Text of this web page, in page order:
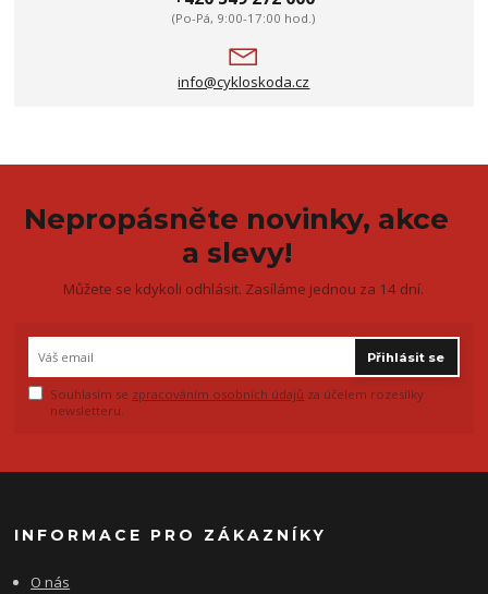
(Po-Pá, 9:00-17:00 hod.)
info@cykloskoda.cz
Nepropásněte novinky, akce
a slevy!
Můžete se kdykoli odhlásit. Zasíláme jednou za 14 dní.
Přihlásit se
Souhlasím se zpracováním osobních údajů za účelem rozesílky
newsletteru.
INFORMACE PRO ZÁKAZNÍKY
O nás